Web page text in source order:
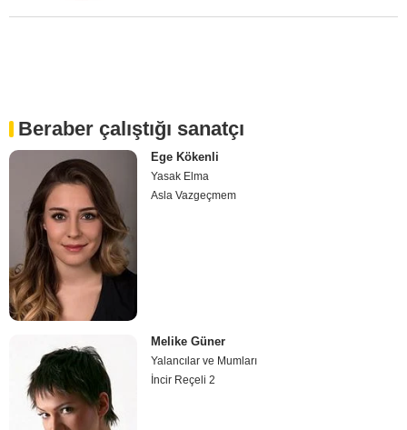
Beraber çalıştığı sanatçı
Ege Kökenli
Yasak Elma
Asla Vazgeçmem
Melike Güner
Yalancılar ve Mumları
İncir Reçeli 2